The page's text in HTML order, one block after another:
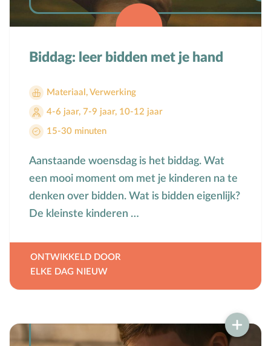
Biddag: leer bidden met je hand
Materiaal , Verwerking
4-6 jaar, 7-9 jaar, 10-12 jaar
15-30 minuten
Aanstaande woensdag is het biddag. Wat
een mooi moment om met je kinderen na te
denken over bidden. Wat is bidden eigenlijk?
De kleinste kinderen …
ONTWIKKELD DOOR
ELKE DAG NIEUW